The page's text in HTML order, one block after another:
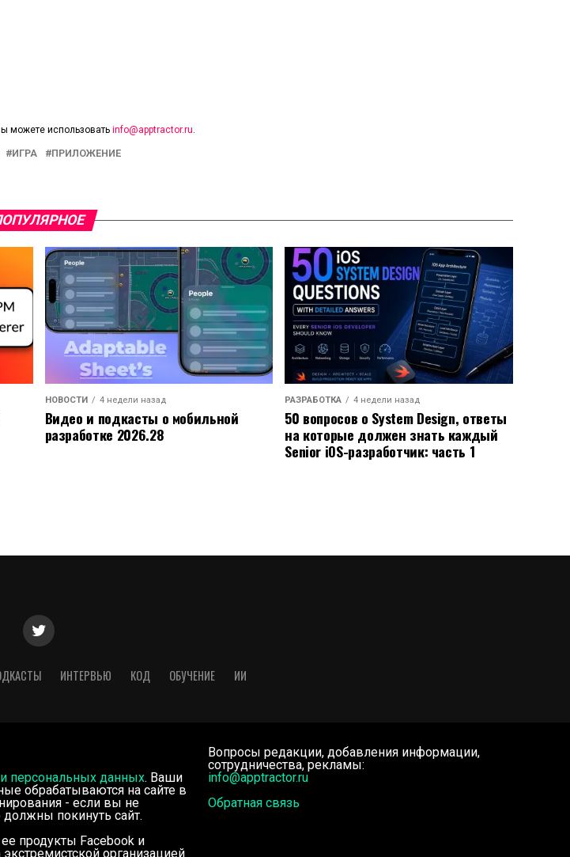
можете использовать info@apptractor.ru.
ИГРА ПРИЛОЖЕНИЕ
НОВОСТИ 4 недели назад
Видео и подкасты о мобильной
разработке 2026.28
РАЗРАБОТКА 4 недели назад
50 вопросов о System Design, ответы
на которые должен знать каждый
Senior iOS-разработчик: часть 1
ИНТЕРВЬЮ КОД ОБУЧЕНИЕ ИИ
персональных данных. Ваши
обрабатываются на сайте в
- если вы не
должны покинуть сайт.
продукты Facebook и
организацией
Вопросы редакции, добавления информации,
сотрудничества, рекламы:
info@apptractor.ru
Обратная связь